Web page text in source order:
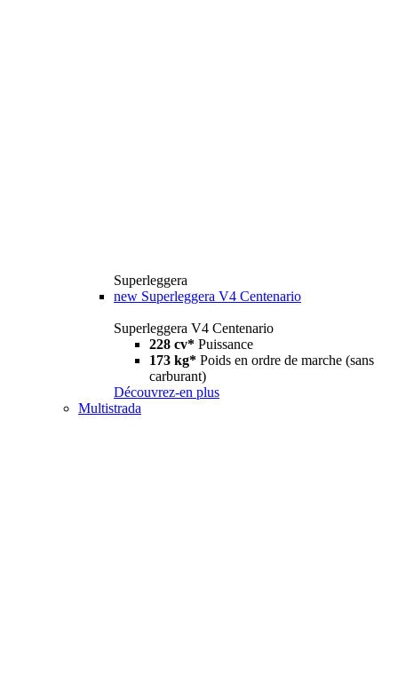
Superleggera
new Superleggera V4 Centenario
Superleggera V4 Centenario
228 cv* Puissance
173 kg* Poids en ordre de marche (sans
carburant)
Découvrez-en plus
Multistrada